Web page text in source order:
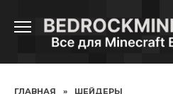
содержанию
ГЛАВНАЯ » ШЕЙДЕРЫ